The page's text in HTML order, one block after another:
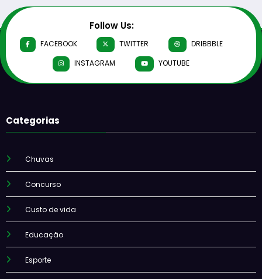
Follow Us:
FACEBOOK TWITTER
DRIBBBLE
INSTAGRAM
YOUTUBE
Categorias
Chuvas
Concurso
Custo de vida
Educação
Esporte